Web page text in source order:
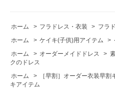
ホーム > フラドレス・衣装 > フラ
ホーム
> ケイキ(子供)用アイテム >
ホーム
> オーダーメイドドレス >
クのドレス
ホーム
> ［早割］オーダー衣装早
キアイテム